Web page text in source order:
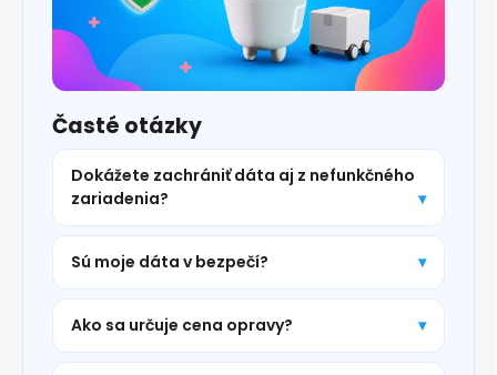
Časté otázky
Dokážete zachrániť dáta aj z nefunkčného
zariadenia?
Sú moje dáta v bezpečí?
Ako sa určuje cena opravy?